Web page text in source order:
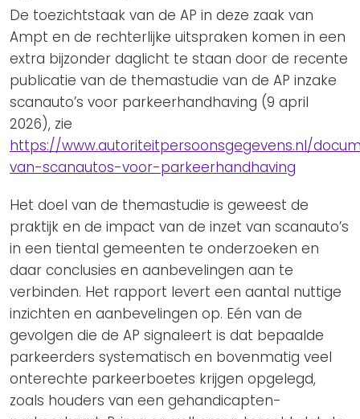
De toezichtstaak van de AP in deze zaak van
Ampt en de rechterlijke uitspraken komen in een
extra bijzonder daglicht te staan door de recente
publicatie van de themastudie van de AP inzake
scanauto’s voor parkeerhandhaving (9 april
2026), zie
https://www.autoriteitpersoonsgegevens.nl/
van-scanautos-voor-parkeerhandhaving
Het doel van de themastudie is geweest de
praktijk en de impact van de inzet van scanauto’s
in een tiental gemeenten te onderzoeken en
daar conclusies en aanbevelingen aan te
verbinden. Het rapport levert een aantal nuttige
inzichten en aanbevelingen op. Eén van de
gevolgen die de AP signaleert is dat bepaalde
parkeerders systematisch en bovenmatig veel
onterechte parkeerboetes krijgen opgelegd,
zoals houders van een gehandicapten-